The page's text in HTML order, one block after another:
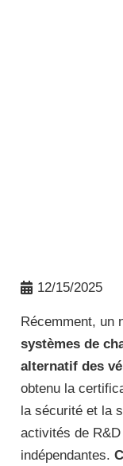
12/15/2025
Récemment, un
systèmes de
alternatif des
obtenu la
la sécurité et la
activités de
indépendantes.